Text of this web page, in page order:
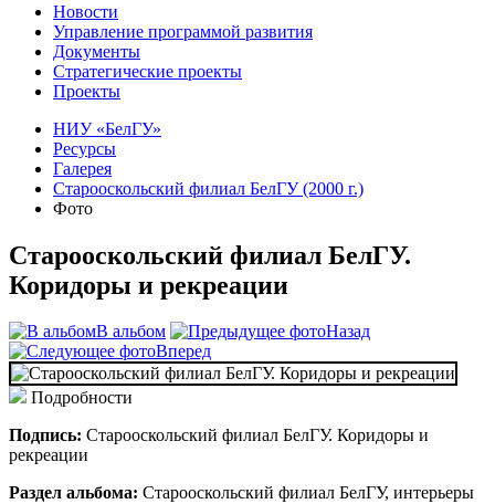
Новости
Управление программой развития
Документы
Стратегические проекты
Проекты
НИУ «БелГУ»
Ресурсы
Галерея
Старооскольский филиал БелГУ (2000 г.)
Фото
Старооскольский филиал БелГУ.
Коридоры и рекреации
В альбом
Назад
Вперед
Подробности
Подпись: Старооскольский филиал БелГУ. Коридоры и
рекреации
Раздел альбома: Старооскольский филиал БелГУ, интерьеры